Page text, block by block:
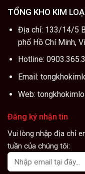
TỔNG KHO KIM
Địa chỉ: 133/14/5
phố Hồ Chí Minh,
Hotline:
Email:
Web:
Đăng ký nhận tin
Vui lòng nhập địa chỉ
tuần của chúng tôi: